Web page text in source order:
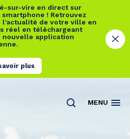
sur-vire en direct sur
! Retrouvez
l'actualité de votre ville en
réel en téléchargeant
nouvelle application
plus
MENU